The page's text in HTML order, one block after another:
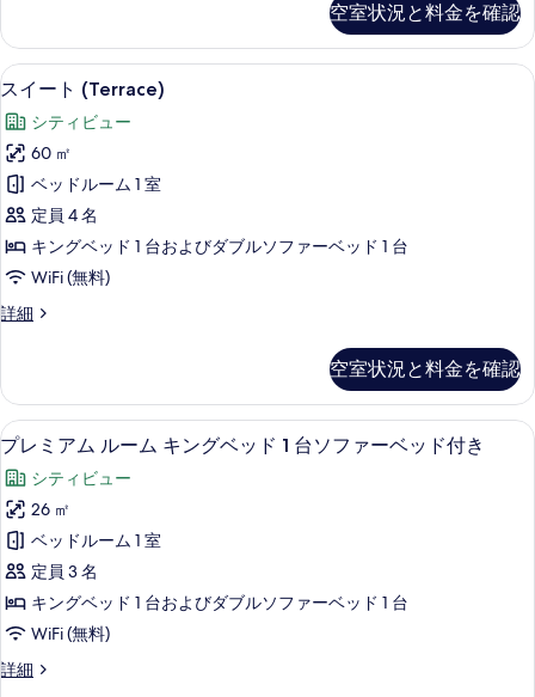
表
示
す
る
1
台
ソ
フ
ァ
ー
ベ
ッ
ド
付
す
べ
て
の
写
真
を
表
示
す
キ
ン
グ
ッ
ド
台
ソ
フ
ァ
ー
ベ
ッ
き
の
詳
細
空室状況と料金を確認
ス
イ
ー
ト
(Terrace)
の
す
べ
て
写
真
を
表
示
す
る
スイート (Terrace) | セーフティボッ
7
スイート (Terrace)
シティビュー
60 ㎡
ベッドルーム 1 室
定員 4 名
キングベッド 1 台およびダブルソファーベッド 1 台
WiFi (無料)
詳細
ス
(Terrace)
の
詳
空室状況と料金を確認
プ
レ
ミ
ア
ム
ル
ー
キ
セーフティボックス (室内)、デスク
11
プレミアム ルーム キングベッド 1 台ソファーベッド付き
シティビュー
26 ㎡
ベッドルーム 1 室
定員 3 名
キングベッド 1 台およびダブルソファーベッド 1 台
WiFi (無料)
詳細
プ